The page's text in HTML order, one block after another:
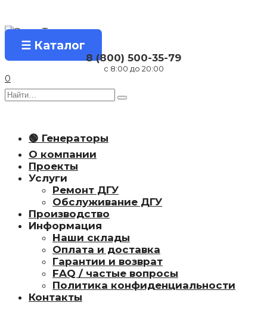
содержанию
☰ Каталог
8 (800) 500-35-79
с 8:00 до 20:00
0
Search
for:
🟢 Генераторы
О компании
Проекты
Услуги
Ремонт ДГУ
Обслуживание ДГУ
Производство
Информация
Наши склады
Оплата и доставка
Гарантии и возврат
FAQ / частые вопросы
Политика конфиденциальности
Контакты